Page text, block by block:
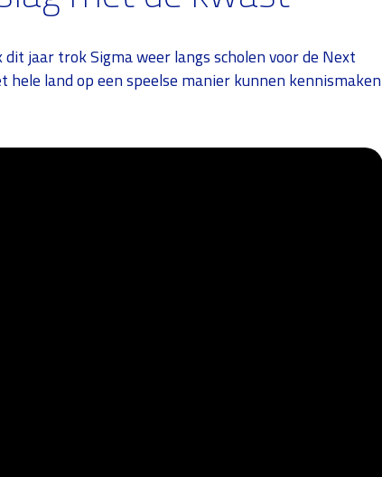
jaar trok Sigma weer langs scholen voor de Next
hele land op een speelse manier kunnen kennismaken